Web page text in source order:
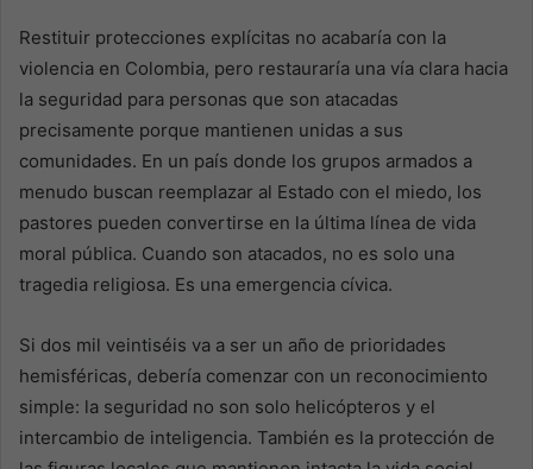
Restituir protecciones explícitas no acabaría con la
violencia en Colombia, pero restauraría una vía clara hacia
la seguridad para personas que son atacadas
precisamente porque mantienen unidas a sus
comunidades. En un país donde los grupos armados a
menudo buscan reemplazar al Estado con el miedo, los
pastores pueden convertirse en la última línea de vida
moral pública. Cuando son atacados, no es solo una
tragedia religiosa. Es una emergencia cívica.
Si dos mil veintiséis va a ser un año de prioridades
hemisféricas, debería comenzar con un reconocimiento
simple: la seguridad no son solo helicópteros y el
intercambio de inteligencia. También es la protección de